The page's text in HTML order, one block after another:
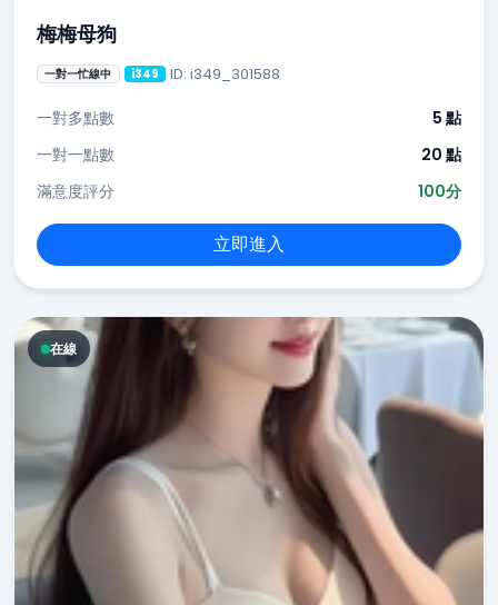
梅梅母狗
一對一忙線中 i349 ID: i349_301588
一對多點數
5 點
一對一點數
20 點
滿意度評分
100分
立即進入
在線